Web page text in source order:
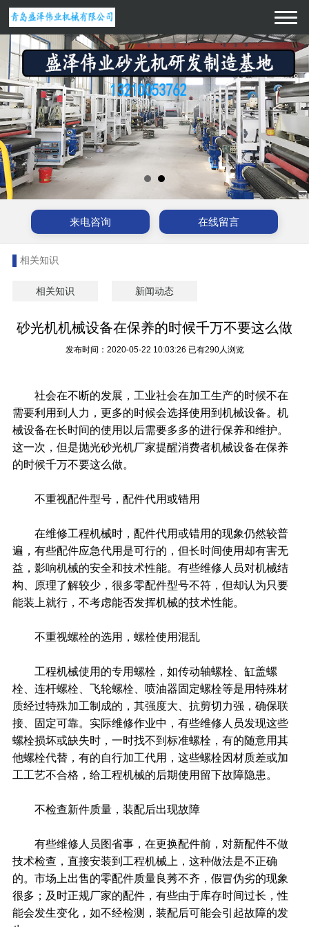
来电咨询 在线留言
相关知识
相关知识 新闻动态
砂光机机械设备在保养的时候千万不要这么做
发布时间：2020-05-22 10:03:26 已有290人浏览
社会在不断的发展，工业社会在加工生产的时候不在
需要利用到人力，更多的时候会选择使用到机械设备。机
械设备在长时间的使用以后需要多多的进行保养和维护。
这一次，但是抛光砂光机厂家提醒消费者机械设备在保养
的时候千万不要这么做。
不重视配件型号，配件代用或错用
在维修工程机械时，配件代用或错用的现象仍然较普
遍，有些配件应急代用是可行的，但长时间使用却有害无
益，影响机械的安全和技术性能。有些维修人员对机械结
构、原理了解较少，很多零配件型号不符，但却认为只要
能装上就行，不考虑能否发挥机械的技术性能。
不重视螺栓的选用，螺栓使用混乱
工程机械使用的专用螺栓，如传动轴螺栓、缸盖螺
栓、连杆螺栓、飞轮螺栓、喷油器固定螺栓等是用特殊材
质经过特殊加工制成的，其强度大、抗剪切力强，确保联
接、固定可靠。实际维修作业中，有些维修人员发现这些
螺栓损坏或缺失时，一时找不到标准螺栓，有的随意用其
他螺栓代替，有的自行加工代用，这些螺栓因材质差或加
工工艺不合格，给工程机械的后期使用留下故障隐患。
不检查新件质量，装配后出现故障
有些维修人员图省事，在更换配件前，对新配件不做
技术检查，直接安装到工程机械上，这种做法是不正确
的。市场上出售的零配件质量良莠不齐，假冒伪劣的现象
很多；及时正规厂家的配件，有些由于库存时间过长，性
能会发生变化，如不经检测，装配后可能会引起故障的发